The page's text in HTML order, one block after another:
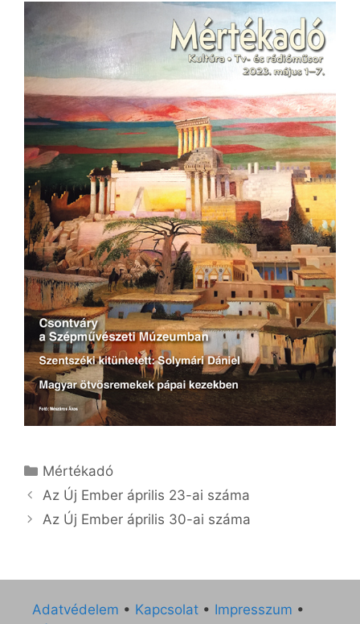
Kategória
Mértékadó
Az Új Ember április 23-ai száma
Az Új Ember április 30-ai száma
Adatvédelem • Kapcsolat • Impresszum •